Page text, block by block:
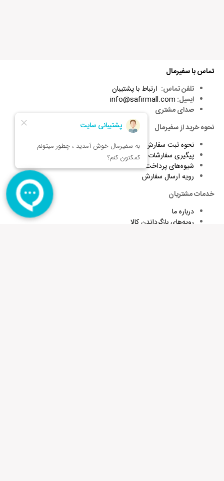
تماس با سفیرمال
تلفن تماس: ارتباط با پشتیبان
ایمیل: info@safirmall.com
صدای مشتری
نحوه خرید از سفیرمال
نحوه ثبت سفارش
پیگیری سفارشات
شیوه‌های پرداخت
رویه ارسال سفارش
خدمات مشتریان
درباره ما
رویه‌های بازگرداندن کالا